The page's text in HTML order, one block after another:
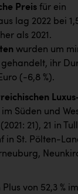
Preis für ein
lag 2022 bei
als 2021.
wurden um
gehandelt, ihr
(-6,8 %).
Süden und
21), 21 in
in St. Pölten-
von 52,3 %